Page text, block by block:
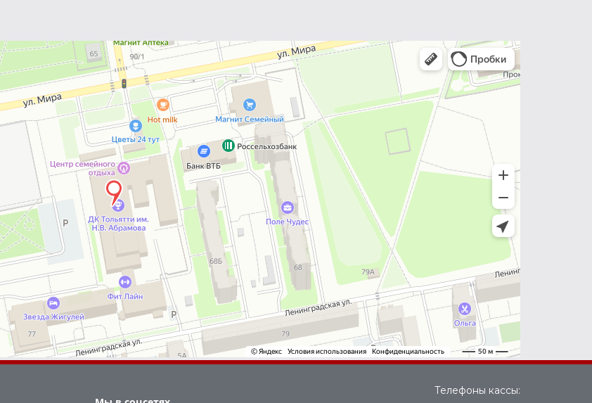
Телефоны кассы: